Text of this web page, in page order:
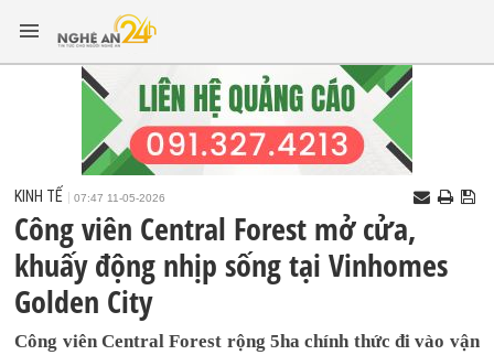
KINH TẾ 07:47 11-05-2026
Công viên Central Forest mở cửa,
khuấy động nhịp sống tại Vinhomes
Golden City
Công viên Central Forest rộng 5ha chính thức đi vào vận